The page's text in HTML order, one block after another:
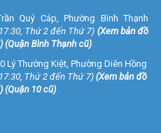
Quý Cáp, Phường Bình Thạnh
Thứ 2 đến Thứ 7) (Xem bản đồ
) (Quận Bình Thạnh cũ)
Lý Thường Kiệt, Phường Diên Hồng
Thứ 2 đến Thứ 7)(Xem bản đồ
) (Quận 10 cũ)